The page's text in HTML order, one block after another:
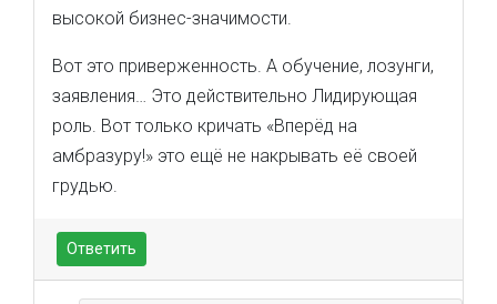
высокой бизнес-значимости.
Вот это приверженность. А обучение, лозунги,
заявления… Это действительно Лидирующая
роль. Вот только кричать «Вперёд на
амбразуру!» это ещё не накрывать её своей
грудью.
Ответить